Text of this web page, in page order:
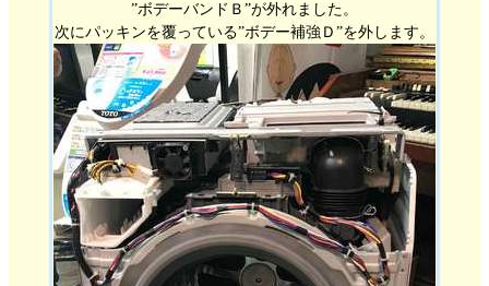
”ボデーバンドＢ”が外れました。
次にパッキンを覆っている”ボデー補強Ｄ”を外します。